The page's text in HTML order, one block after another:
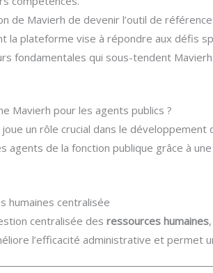
de Mavierh de devenir l’outil de
la plateforme vise à répondre aux défis
fondamentales qui sous-tendent
Mavierh pour les agents publics ?
un rôle crucial dans le
agents de la fonction publique grâce à
humaines centralisée
centralisée desressources humaines
l’efficacité administrative et permet